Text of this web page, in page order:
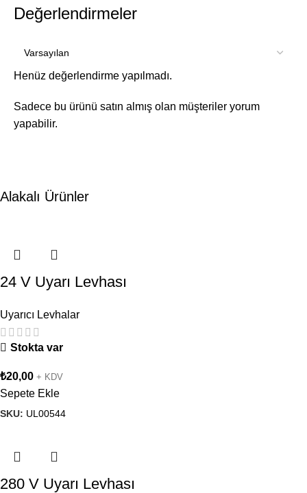
Değerlendirmeler
Henüz değerlendirme yapılmadı.
Sadece bu ürünü satın almış olan müşteriler yorum
yapabilir.
Alakalı Ürünler
24 V Uyarı Levhası
Uyarıcı Levhalar
Stokta var
₺20,00 + KDV
Sepete Ekle
SKU: UL00544
280 V Uyarı Levhası